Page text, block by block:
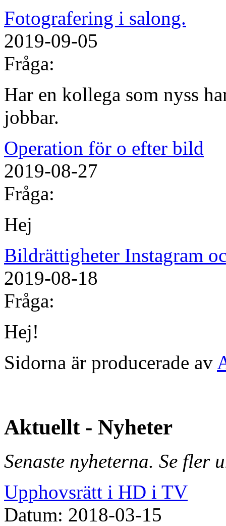
Fotografering i salong.
2019-09-05
Fråga:
Har en kollega som nyss
jobbar.
Operation för o efter bild
2019-08-27
Fråga:
Hej
Bildrättigheter Instagram
2019-08-18
Fråga:
Hej!
Sidorna är producerade av
Aktuellt - Nyheter
Senaste nyheterna. Se
Upphovsrätt i HD i TV
Datum: 2018-03-15